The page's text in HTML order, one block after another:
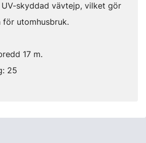
skyddad vävtejp, vilket gör
för utomhusbruk.
17 m.
25